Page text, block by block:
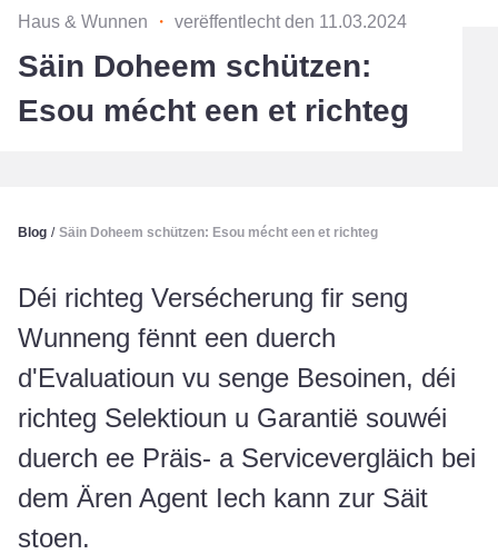
Haus & Wunnen ・ verëffentlecht den 11.03.2024
Säin Doheem schützen:
Esou mécht een et richteg
Blog / Säin Doheem schützen: Esou mécht een et richteg
Déi richteg Versécherung fir seng
Wunneng fënnt een duerch
d'Evaluatioun vu senge Besoinen, déi
richteg Selektioun u Garantië souwéi
duerch ee Präis- a Servicevergläich bei
dem Ären Agent Iech kann zur Säit
stoen.